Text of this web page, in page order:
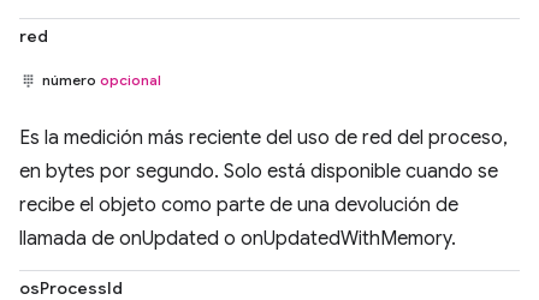
red
número opcional
Es la medición más reciente del uso de red del proceso,
en bytes por segundo. Solo está disponible cuando se
recibe el objeto como parte de una devolución de
llamada de onUpdated o onUpdatedWithMemory.
osProcessId